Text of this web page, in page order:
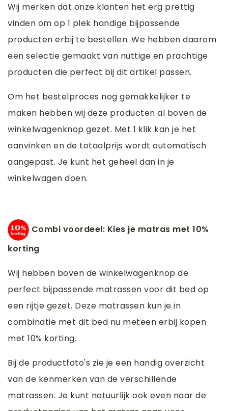
Wij merken dat onze klanten het erg prettig
vinden om op 1 plek handige bijpassende
producten erbij te bestellen. We hebben daarom
een selectie gemaakt van nuttige en prachtige
producten die perfect bij dit artikel passen.
Om het bestelproces nog gemakkelijker te
maken hebben wij deze producten al boven de
winkelwagenknop gezet. Met 1 klik kan je het
aanvinken en de totaalprijs wordt automatisch
aangepast. Je kunt het geheel dan in je
winkelwagen doen.
Combi voordeel: Kies je matras met 10%
korting
Wij hebben boven de winkelwagenknop de
perfect bijpassende matrassen voor dit bed op
een rijtje gezet. Deze matrassen kun je in
combinatie met dit bed nu meteen erbij kopen
met 10% korting.
Bij de productfoto's zie je een handig overzicht
van de kenmerken van de verschillende
matrassen. Je kunt natuurlijk ook even naar de